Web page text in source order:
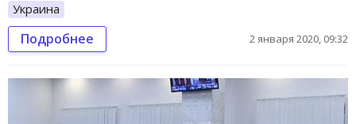
Украина
Подробнее 2 января 2020, 09:32